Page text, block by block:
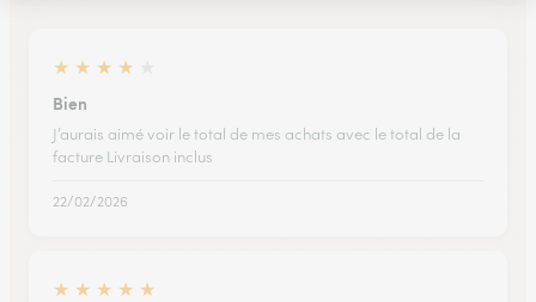
★ ★ ★ ★
Bien
J’aurais aimé voir le total de mes achats avec le total de la
facture Livraison inclus
22/02/2026
★ ★ ★ ★ ★